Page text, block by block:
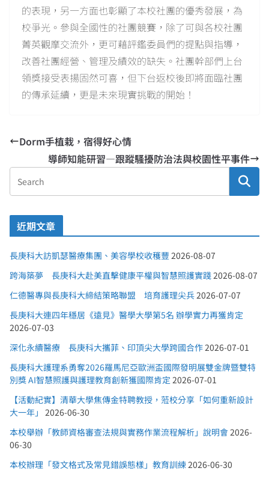
的表現，另一方面也彰顯了本校社團的優秀發展，為
校爭光。參與全國性的社團競賽，除了可與各校社團
菁英觀摩交流外，更可藉評鑑委員們的提點與指導，
改善社團經營、管理及績效的缺失。社團幹部們上台
領獎接受表揚固然可喜，但下台返校後即將面臨社團
的傳承延續，更是未來現實挑戰的開始！
Dorm手植栽，宿得好心情
導師知能研習—跟蹤騷擾防治法與校園性平事件
近期文章
長庚科大訪凱瑟醫療集團、美容學校收穫豐 2026-08-07
跨海築夢 長庚科大赴美直擊健康平權與智慧照護實踐 2026-08-07
仁德醫專與長庚科大締結策略聯盟 培育護理尖兵 2026-07-07
長庚科大連四年穩居《遠見》醫學大學第5名 辦學實力再獲肯定
2026-07-03
深化永續醫療 長庚科大攜菲、印頂尖大學跨國合作 2026-07-01
長庚科大護理系勇奪2026羅馬尼亞歐洲盃國際發明展雙金牌暨雙特
別獎 AI智慧照護與護理教育創新獲國際肯定 2026-07-01
【活動紀實】清華大學焦傳金特聘教授，蒞校分享「如何重新設計
大一年」
2026-06-30
本校舉辦「教師資格審查法規與實務作業流程解析」說明會 2026-
06-30
本校辦理「發文格式及常見錯誤態樣」教育訓練 2026-06-30